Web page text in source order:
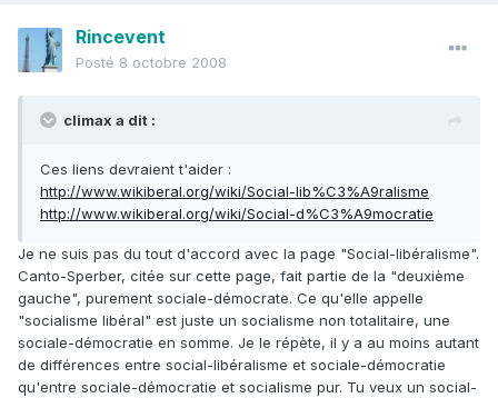
Rincevent
Posté 8 octobre 2008
climax a dit :
Ces liens devraient t'aider :
http://www.wikiberal.org/wiki/Social-lib%C3%A9ralisme
http://www.wikiberal.org/wiki/Social-d%C3%A9mocratie
Je ne suis pas du tout d'accord avec la page "Social-libéralisme".
Canto-Sperber, citée sur cette page, fait partie de la "deuxième
gauche", purement sociale-démocrate. Ce qu'elle appelle
"socialisme libéral" est juste un socialisme non totalitaire, une
sociale-démocratie en somme. Je le répète, il y a au moins autant
de différences entre social-libéralisme et sociale-démocratie
qu'entre sociale-démocratie et socialisme pur. Tu veux un social-